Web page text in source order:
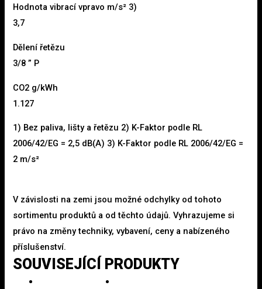
Hodnota vibrací vpravo m/s² 3)
3,7
Dělení řetězu
3/8 ” P
CO2 g/kWh
1.127
1) Bez paliva, lišty a řetězu 2) K-Faktor podle RL
2006/42/EG = 2,5 dB(A) 3) K-Faktor podle RL 2006/42/EG =
2 m/s²
V závislosti na zemi jsou možné odchylky od tohoto
sortimentu produktů a od těchto údajů. Vyhrazujeme si
právo na změny techniky, vybavení, ceny a nabízeného
příslušenství.
SOUVISEJÍCÍ PRODUKTY